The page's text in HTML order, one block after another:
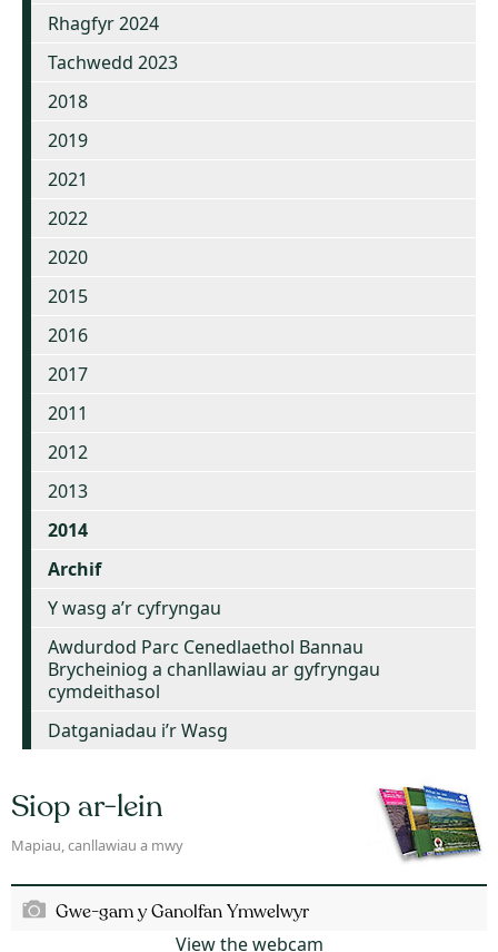
Rhagfyr 2024
Tachwedd 2023
2018
2019
2021
2022
2020
2015
2016
2017
2011
2012
2013
2014
Archif
Y wasg a’r cyfryngau
Awdurdod Parc Cenedlaethol Bannau
Brycheiniog a chanllawiau ar gyfryngau
cymdeithasol
Datganiadau i’r Wasg
Siop ar-lein
Mapiau, canllawiau a mwy
Gwe-gam y Ganolfan Ymwelwyr
View the webcam